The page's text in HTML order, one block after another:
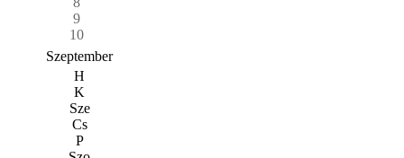
9
10
Szeptember
H
K
Sze
Cs
P